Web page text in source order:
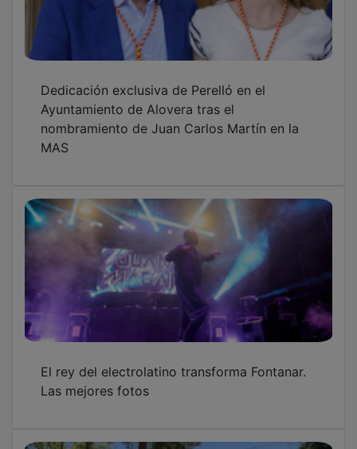
Dedicación exclusiva de Perelló en el
Ayuntamiento de Alovera tras el
nombramiento de Juan Carlos Martín en la
MAS
El rey del electrolatino transforma Fontanar.
Las mejores fotos